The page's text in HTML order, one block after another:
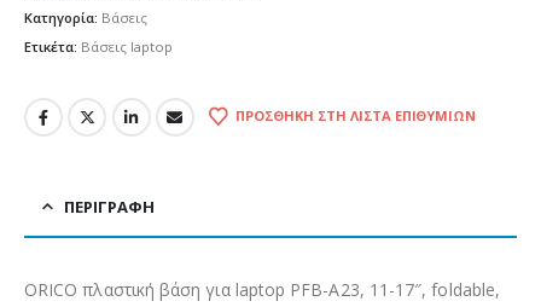
Κατηγορία: Βάσεις
Ετικέτα: Βάσεις laptop
ΠΡΟΣΘΉΚΗ ΣΤΗ ΛΊΣΤΑ ΕΠΙΘΥΜΙΏΝ
ΠΕΡΙΓΡΑΦΉ
ORICO πλαστική βάση για laptop PFB-A23, 11-17″, foldable,